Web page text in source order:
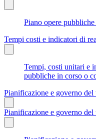
Piano opere
Tempi costi e indicatori di
Tempi, costi unitari e
pubbliche in corso o
Pianificazione e governo del
Pianificazione e governo del